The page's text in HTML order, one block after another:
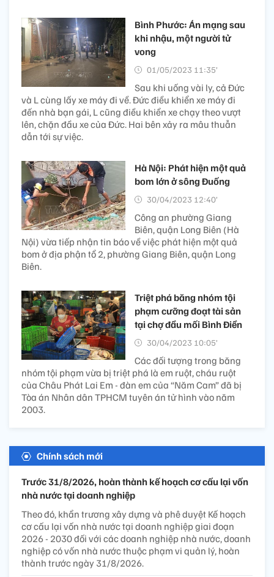
Bình Phước: Án mạng sau
khi nhậu, một người tử
vong
01/05/2023 11:35’
Sau khi uống vài ly, cả Đức
và L cùng lấy xe máy đi về. Đức điều khiển xe máy đi
đến nhà bạn gái, L cũng điều khiển xe chạy theo vượt
lên, chặn đầu xe của Đức. Hai bên xảy ra mâu thuẫn
dẫn tới sự việc.
Hà Nội: Phát hiện một quả
bom lớn ở sông Đuống
30/04/2023 12:40’
Công an phường Giang
Biên, quận Long Biên (Hà
Nội) vừa tiếp nhận tin báo về việc phát hiện một quả
bom ở địa phận tổ 2, phường Giang Biên, quận Long
Biên.
Triệt phá băng nhóm tội
phạm cưỡng đoạt tài sản
tại chợ đầu mối Bình Điền
30/04/2023 10:05’
Các đối tượng trong băng
nhóm tội phạm vừa bị triệt phá là em ruột, cháu ruột
của Châu Phát Lai Em - đàn em của “Năm Cam” đã bị
Tòa án Nhân dân TPHCM tuyên án tử hình vào năm
2003.
Chính sách mới
Trước 31/8/2026, hoàn thành kế hoạch cơ cấu lại vốn
nhà nước tại doanh nghiệp
Theo đó, khẩn trương xây dựng và phê duyệt Kế hoạch
cơ cấu lại vốn nhà nước tại doanh nghiệp giai đoạn
2026 - 2030 đối với các doanh nghiệp nhà nước, doanh
nghiệp có vốn nhà nước thuộc phạm vi quản lý, hoàn
thành trước ngày 31/8/2026.